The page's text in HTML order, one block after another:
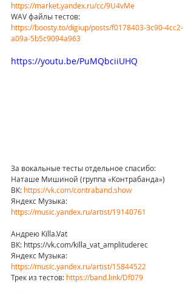
https://market.yandex.ru/cc/9U4vMe
WAV файлы тестов:
https://boosty.to/digiup/posts/f0178403-3c90-4cc2-
a09a-5b5c9094a963
https://youtu.be/PuMQbciiUHQ
За вокальные тесты отдельное спасибо:
Наташе Мишиной (группа «Контрабанда»)
ВК: https://vk.com/contraband.show
Яндекс Музыка:
https://music.yandex.ru/artist/19140761
Андрею Killa.Vat
ВК: https://vk.com/killa_vat_amplituderec
Яндекс Музыка:
https://music.yandex.ru/artist/15844522
Трек из тестов: https://band.link/Df079